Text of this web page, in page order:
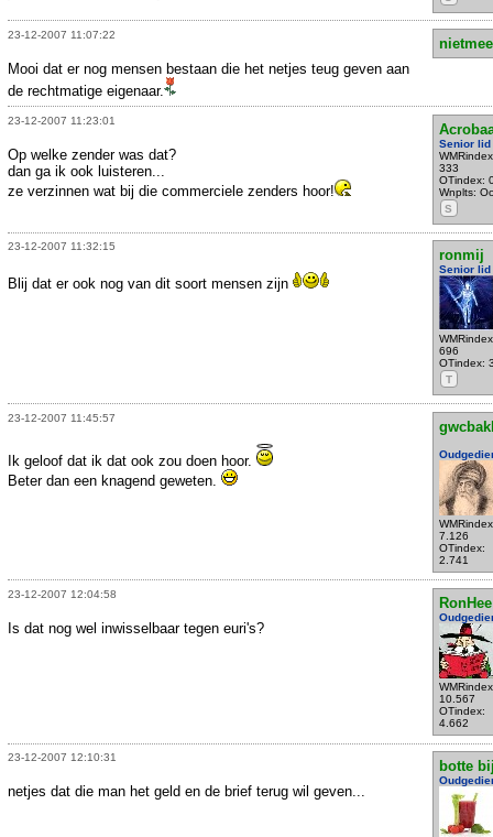
23-12-2007 11:07:22
Mooi dat er nog mensen bestaan die het netjes teug geven aan
de rechtmatige eigenaar.
23-12-2007 11:23:01
Senior lid
333
OTindex:
Wnplts:
S
Op welke zender was dat?
dan ga ik ook luisteren...
ze verzinnen wat bij die commerciele zenders hoor!
23-12-2007 11:32:15
ronmij
Senior lid
696
OTindex:
T
Blij dat er ook nog van dit soort mensen zijn
23-12-2007 11:45:57
7.126
OTindex:
2.741
Ik geloof dat ik dat ook zou doen hoor.
Beter dan een knagend geweten.
23-12-2007 12:04:58
RonHee
10.567
OTindex:
4.662
Is dat nog wel inwisselbaar tegen euri's?
23-12-2007 12:10:31
botte
netjes dat die man het geld en de brief terug wil geven...